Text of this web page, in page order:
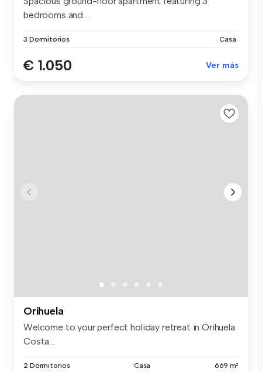
bedrooms and ...
3 Dormitorios Casa
€ 1.050 Ver más
Orihuela
Welcome to your perfect holiday retreat in Orihuela
Costa...
2 Dormitorios Casa 669 m²